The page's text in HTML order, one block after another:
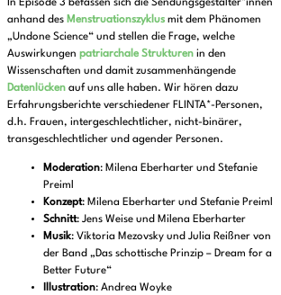
In Episode 3 befassen sich die Sendungsgestalter*innen
anhand des Menstruationszyklus mit dem Phänomen
„Undone Science“ und stellen die Frage, welche
Auswirkungen patriarchale Strukturen in den
Wissenschaften und damit zusammenhängende
Datenlücken auf uns alle haben. Wir hören dazu
Erfahrungsberichte verschiedener FLINTA*-Personen,
d.h. Frauen, intergeschlechtlicher, nicht-binärer,
transgeschlechtlicher und agender Personen.
Moderation: Milena Eberharter und Stefanie
Preiml
Konzept: Milena Eberharter und Stefanie Preiml
Schnitt: Jens Weise und Milena Eberharter
Musik: Viktoria Mezovsky und Julia Reißner von
der Band „Das schottische Prinzip – Dream for a
Better Future“
Illustration: Andrea Woyke